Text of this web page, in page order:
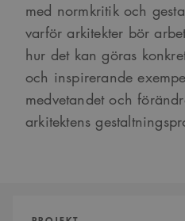
med normkritik och
varför arkitekter bör
hur det kan göras
och inspirerande
medvetandet och
arkitektens